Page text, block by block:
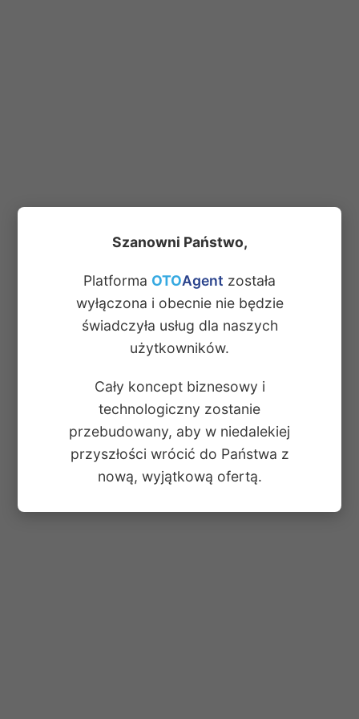
Szanowni Państwo,
Platforma OTOAgent została
wyłączona i obecnie nie będzie
świadczyła usług dla naszych
użytkowników.
Cały koncept biznesowy i
technologiczny zostanie
przebudowany, aby w niedalekiej
przyszłości wrócić do Państwa z
nową, wyjątkową ofertą.